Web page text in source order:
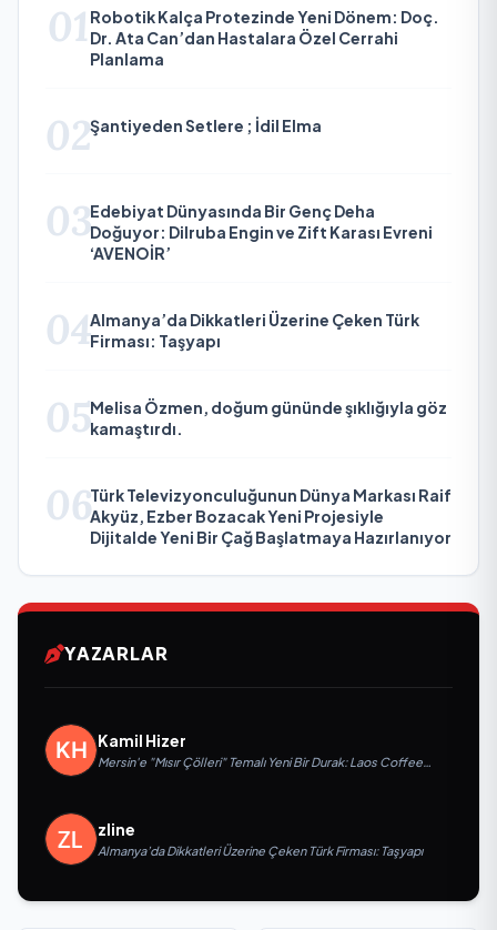
01 Robotik Kalça Protezinde Yeni Dönem: Doç.
Dr. Ata Can’dan Hastalara Özel Cerrahi
Planlama
02Şantiyeden Setlere ; İdil Elma
03Edebiyat Dünyasında Bir Genç Deha
Doğuyor: Dilruba Engin ve Zift Karası Evreni
‘AVENOİR’
04Almanya’da Dikkatleri Üzerine Çeken Türk
Firması: Taşyapı
05Melisa Özmen, doğum gününde şıklığıyla göz
kamaştırdı.
06Türk Televizyonculuğunun Dünya Markası Raif
Akyüz, Ezber Bozacak Yeni Projesiyle
Dijitalde Yeni Bir Çağ Başlatmaya Hazırlanıyor
YAZARLAR
Kamil Hizer
Mersin'e "Mısır Çölleri" Temalı Yeni Bir Durak: Laos Coffee
zline
Almanya’da Dikkatleri Üzerine Çeken Türk Firması: Taşyapı